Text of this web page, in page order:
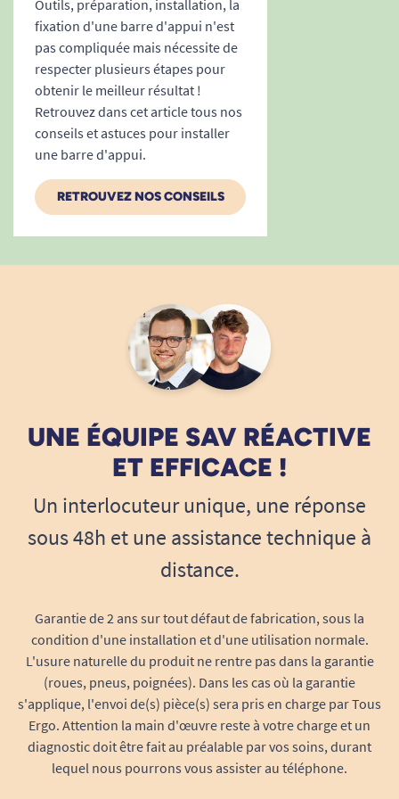
des appuis.
Aucune trace, ni dommage sur la baignoire
après utilisation.
Vous pouvez ajuster ou retirer la poignée à tout
moment, en quelques secondes, pour
rangement ou transport facile, idéale pour les
déplacements chez des proches ou en vacances.
Un appui stable pour toutes les étapes du
bain
Soutien pour franchir le rebord en toute
sécurité, d’un côté à l’autre.
pour s’accroupir dans la baignoire.
Rassure l’utilisateur et ses proches, en
évitant les gestes brusques ou
déséquilibrés.
siège de bain ou planche de bain.
Compatibilité optimale avec la plupart des
Compatible avec les baignoires dont le
rebord mesure entre 6 et 11,5 cm
d'épaisseur.
Convient à la grande majorité des
émaillé.
Ne nécessite aucun trou ni colle,
préservant la baignoire et la salle de bain.
Attention : ne convient pas aux baignoires à
rebords très arrondis ou formes non
standardisées. Veillez à vérifier la compatibilité
avant installation.
Outils, préparation, installation, la
fixation d'une barre d'appui n'est
pas compliquée mais nécessite de
respecter plusieurs étapes pour
obtenir le meilleur résultat !
Retrouvez dans cet article tous nos
conseils et astuces pour installer
une barre d'appui.
RETROUVEZ NOS CONSEILS
UNE ÉQUIPE SAV RÉACTIVE
ET EFFICACE !
Un interlocuteur unique, une réponse
sous 48h et une assistance technique à
distance.
Garantie de 2 ans sur tout défaut de fabrication, sous la
condition d'une installation et d'une utilisation normale.
L'usure naturelle du produit ne rentre pas dans la garantie
(roues, pneus, poignées). Dans les cas où la garantie
s'applique, l'envoi de(s) pièce(s) sera pris en charge par Tous
Ergo. Attention la main d'œuvre reste à votre charge et un
diagnostic doit être fait au préalable par vos soins, durant
lequel nous pourrons vous assister au téléphone.